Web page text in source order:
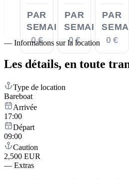
PAR
SEMAINE
0 €
PAR
SEMAINE
0 €
PAR
0 €
— Informations sur la location
Les détails, en toute
Type de location
Bareboat
Arrivée
17:00
Départ
09:00
Caution
2,500 EUR
— Extras